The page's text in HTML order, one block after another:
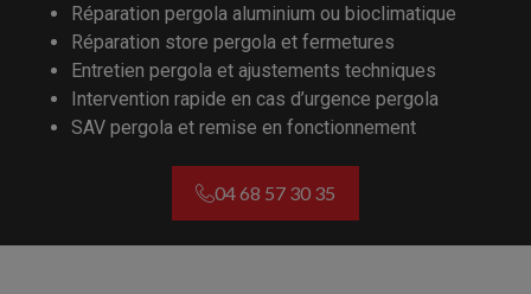
Réparation pergola aluminium ou bioclimatique
Réparation store pergola et fermetures
Entretien pergola et ajustements techniques
Intervention rapide en cas d’urgence pergola
SAV pergola et remise en fonctionnement
04 68 57 30 35